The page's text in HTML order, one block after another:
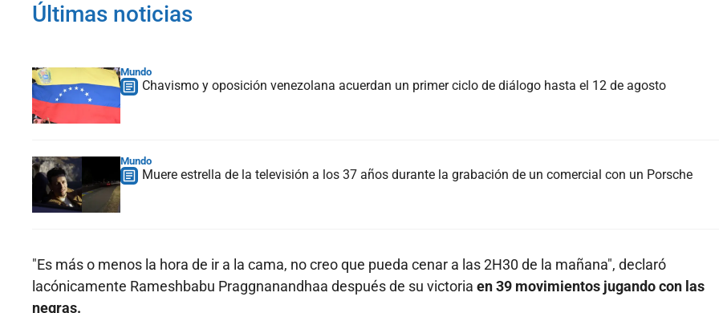
Últimas noticias
Mundo
Chavismo y oposición venezolana acuerdan un primer ciclo de diálogo hasta el 12 de agosto
Mundo
Muere estrella de la televisión a los 37 años durante la grabación de un comercial con un Porsche
"Es más o menos la hora de ir a la cama, no creo que pueda cenar a las 2H30 de la mañana", declaró
lacónicamente Rameshbabu Praggnanandhaa después de su victoria en 39 movimientos jugando con las
negras.